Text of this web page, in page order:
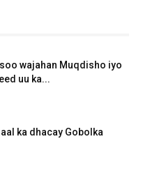
wajahan Muqdisho iyo
uu ka...
ka dhacay Gobolka